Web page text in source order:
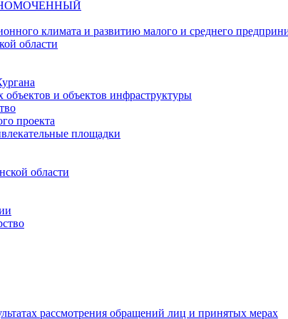
климата и развитию малого и среднего
области
и объектов инфраструктуры
проекта
площадки
области
рассмотрения обращений лиц и принятых мерах